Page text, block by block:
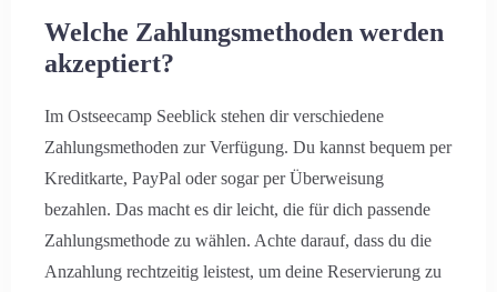
Welche Zahlungsmethoden werden
akzeptiert?
Im Ostseecamp Seeblick stehen dir verschiedene
Zahlungsmethoden zur Verfügung. Du kannst bequem per
Kreditkarte, PayPal oder sogar per Überweisung
bezahlen. Das macht es dir leicht, die für dich passende
Zahlungsmethode zu wählen. Achte darauf, dass du die
Anzahlung rechtzeitig leistest, um deine Reservierung zu
Erwachsene Kinder